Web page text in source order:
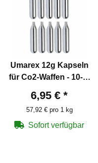
Umarex 12g Kapseln
für Co2-Waffen - 10-er
6,95 € *
57,92 € pro 1 kg
Sofort verfügbar